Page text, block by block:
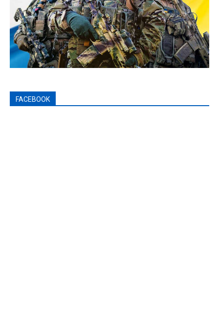
FACEBOOK